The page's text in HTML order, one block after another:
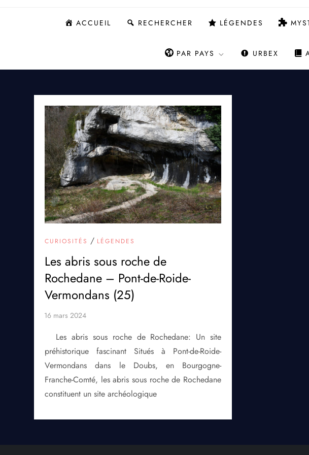
ACCUEIL RECHERCHER LÉGENDES
PAR PAYS URBEX
CURIOSITÉS / LÉGENDES
Les abris sous roche de
Rochedane – Pont-de-Roide-
Vermondans (25)
Les abris sous roche de Rochedane: Un site
préhistorique fascinant Situés à Pont-de-Roide-
Vermondans dans le Doubs, en Bourgogne-
Franche-Comté, les abris sous roche de Rochedane
constituent un site archéologique